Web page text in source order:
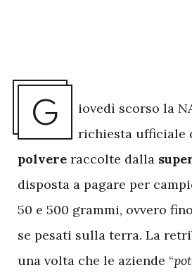
G
iovedì scorso la
richiesta ufficiale
polvere raccolte dalla
disposta a pagare per
50 e 500 grammi, ovvero
se pesati sulla terra. La
una volta che le aziende “